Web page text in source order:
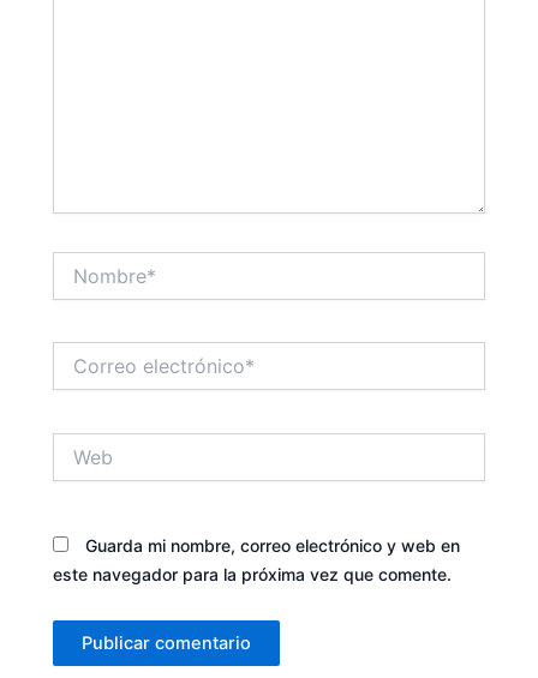
electrónico*
Guarda mi nombre, correo electrónico y web en
este navegador para la próxima vez que comente.